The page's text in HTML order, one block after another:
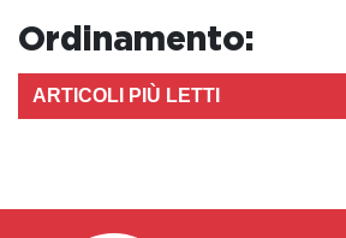
Ordinamento:
ARTICOLI PIÙ LETTI